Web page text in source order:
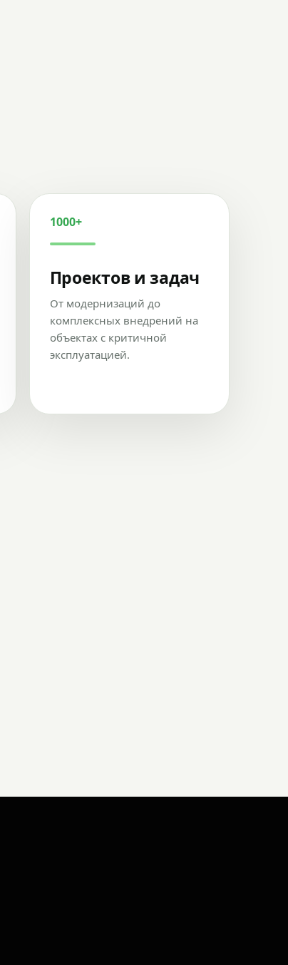
1000+
Проектов и задач
От модернизаций до
комплексных внедрений на
объектах с критичной
эксплуатацией.